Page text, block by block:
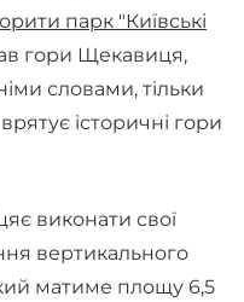
парк "Київські
гори Щекавиця,
словами, тільки
історичні гори
виконати свої
вертикального
матиме площу 6,5